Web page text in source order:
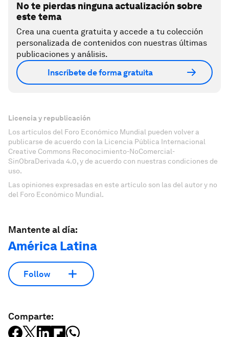
No te pierdas ninguna actualización sobre
este tema
Crea una cuenta gratuita y accede a tu colección
personalizada de contenidos con nuestras últimas
publicaciones y análisis.
Inscríbete de forma gratuita
Licencia y republicación
Los artículos del Foro Económico Mundial pueden volver a
publicarse de acuerdo con la Licencia Pública Internacional
Creative Commons Reconocimiento-NoComercial-
SinObraDerivada 4.0, y de acuerdo con nuestras condiciones de
uso.
Las opiniones expresadas en este artículo son las del autor y no
del Foro Económico Mundial.
Mantente al día:
América Latina
Follow
Comparte: